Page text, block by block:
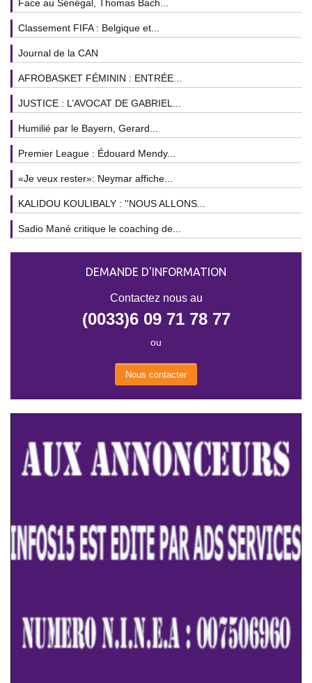
Face au Sénégal, Thomas Bach...
Classement FIFA : Belgique et...
Journal de la CAN
AFROBASKET FÉMININ : ENTRÉE...
JUSTICE : L’AVOCAT DE GABRIEL...
Humilié par le Bayern, Gerard...
Premier League : Édouard Mendy...
«Je veux rester»: Neymar affiche...
KALIDOU KOULIBALY : ''NOUS ALLONS...
Sadio Mané critique le coaching de...
DEMANDE D'INFORMATION
Contactez nous au
(0033)6 09 71 78 77
ou
Nous contacter